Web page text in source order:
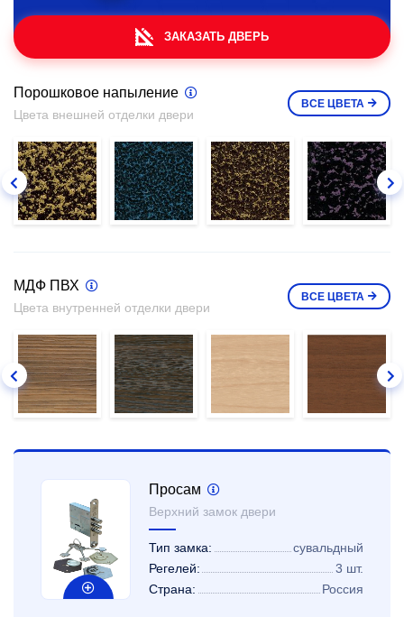
ЗАКАЗАТЬ ДВЕРЬ
Порошковое напыление
Цвета внешней отделки двери
ВСЕ ЦВЕТА
МДФ ПВХ
Цвета внутренней отделки двери
ВСЕ ЦВЕТА
Просам
Верхний замок двери
Тип замка:
сувальдный
Регелей:
3 шт.
Страна:
Россия